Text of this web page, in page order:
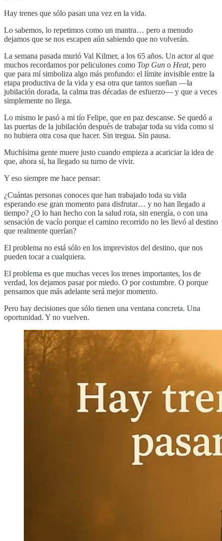
Hay trenes que sólo pasan una vez en la vida.
Lo sabemos, lo repetimos como un mantra… pero a menudo
dejamos que se nos escapen aún sabiendo que no volverán.
La semana pasada murió Val Kilmer, a los 65 años. Un actor al que
muchos recordamos por peliculones como Top Gun o Heat, pero
que para mí simboliza algo más profundo: el límite invisible entre la
etapa productiva de la vida y esa otra que tantos sueñan —la
jubilación dorada, la calma tras décadas de esfuerzo— y que a veces
simplemente no llega.
Lo mismo le pasó a mi tío Felipe, que en paz descanse. Se quedó a
las puertas de la jubilación después de trabajar toda su vida como si
no hubiera otra cosa que hacer. Sin tregua. Sin pausa.
Muchísima gente muere justo cuando empieza a acariciar la idea de
que, ahora sí, ha llegado su turno de vivir.
Y eso siempre me hace pensar:
¿Cuántas personas conoces que han trabajado toda su vida
esperando ese gran momento para disfrutar… y no han llegado a
tiempo? ¿O lo han hecho con la salud rota, sin energía, o con una
sensación de vacío porque el camino recorrido no les llevó al destino
que realmente querían?
El problema no está sólo en los imprevistos del destino, que nos
pueden tocar a cualquiera.
El problema es que muchas veces los trenes importantes, los de
verdad, los dejamos pasar por miedo. O por costumbre. O porque
pensamos que más adelante será mejor momento.
Pero hay decisiones que sólo tienen una ventana concreta. Una
oportunidad. Y no vuelven.